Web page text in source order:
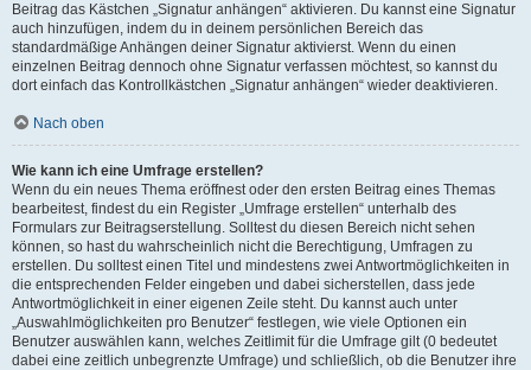
Beitrag das Kästchen „Signatur anhängen“ aktivieren. Du kannst eine Signatur
auch hinzufügen, indem du in deinem persönlichen Bereich das
standardmäßige Anhängen deiner Signatur aktivierst. Wenn du einen
einzelnen Beitrag dennoch ohne Signatur verfassen möchtest, so kannst du
dort einfach das Kontrollkästchen „Signatur anhängen“ wieder deaktivieren.
Nach oben
Wie kann ich eine Umfrage erstellen?
Wenn du ein neues Thema eröffnest oder den ersten Beitrag eines Themas
bearbeitest, findest du ein Register „Umfrage erstellen“ unterhalb des
Formulars zur Beitragserstellung. Solltest du diesen Bereich nicht sehen
können, so hast du wahrscheinlich nicht die Berechtigung, Umfragen zu
erstellen. Du solltest einen Titel und mindestens zwei Antwortmöglichkeiten in
die entsprechenden Felder eingeben und dabei sicherstellen, dass jede
Antwortmöglichkeit in einer eigenen Zeile steht. Du kannst auch unter
„Auswahlmöglichkeiten pro Benutzer“ festlegen, wie viele Optionen ein
Benutzer auswählen kann, welches Zeitlimit für die Umfrage gilt (0 bedeutet
dabei eine zeitlich unbegrenzte Umfrage) und schließlich, ob die Benutzer ihre